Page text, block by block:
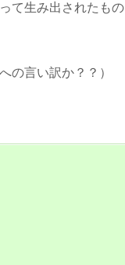
て生み出されたもの
の言い訳か？？）